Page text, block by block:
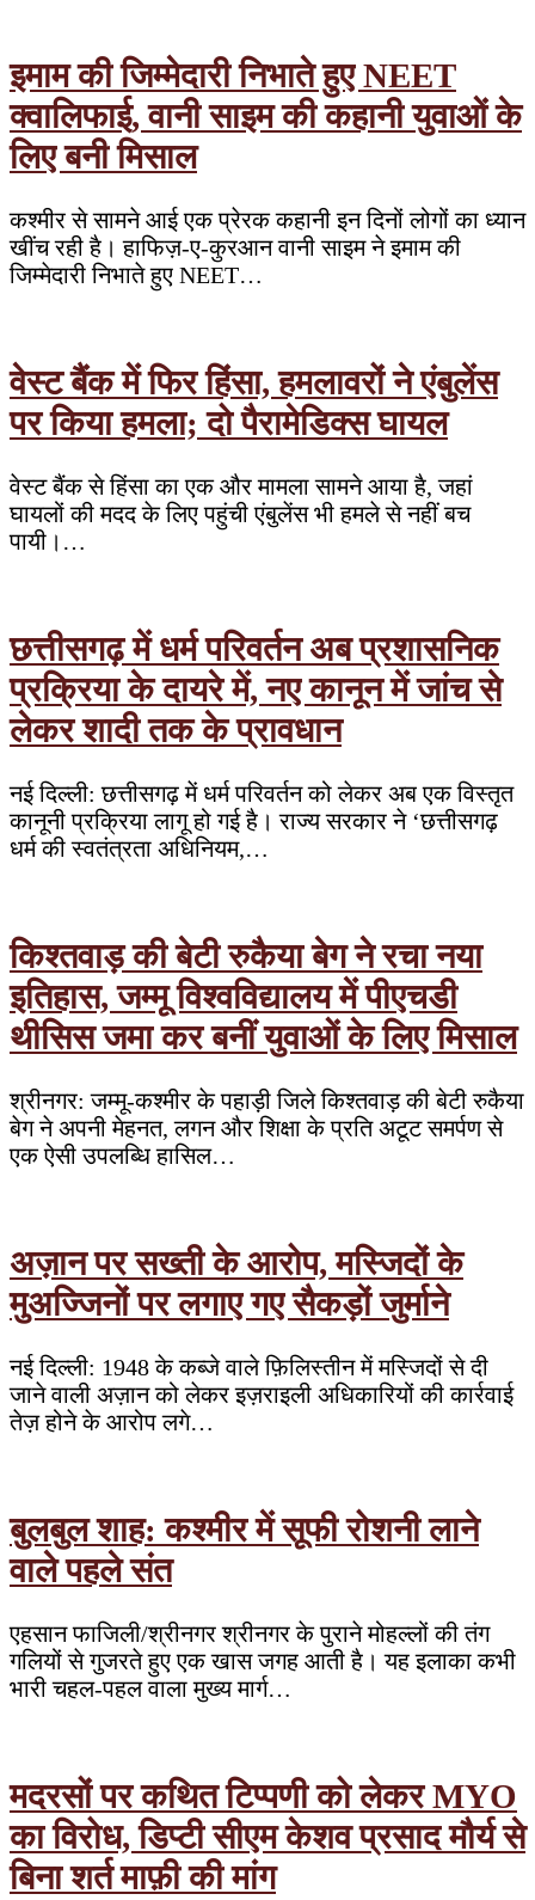
इमाम की जिम्मेदारी निभाते हुए NEET
क्वालिफाई, वानी साइम की कहानी युवाओं के
लिए बनी मिसाल
कश्मीर से सामने आई एक प्रेरक कहानी इन दिनों लोगों का ध्यान
खींच रही है। हाफिज़-ए-कुरआन वानी साइम ने इमाम की
जिम्मेदारी निभाते हुए NEET…
वेस्ट बैंक में फिर हिंसा, हमलावरों ने एंबुलेंस
पर किया हमला; दो पैरामेडिक्स घायल
वेस्ट बैंक से हिंसा का एक और मामला सामने आया है, जहां
घायलों की मदद के लिए पहुंची एंबुलेंस भी हमले से नहीं बच
पायी।…
छत्तीसगढ़ में धर्म परिवर्तन अब प्रशासनिक
प्रक्रिया के दायरे में, नए कानून में जांच से
लेकर शादी तक के प्रावधान
नई दिल्ली: छत्तीसगढ़ में धर्म परिवर्तन को लेकर अब एक विस्तृत
कानूनी प्रक्रिया लागू हो गई है। राज्य सरकार ने ‘छत्तीसगढ़
धर्म की स्वतंत्रता अधिनियम,…
किश्तवाड़ की बेटी रुकैया बेग ने रचा नया
इतिहास, जम्मू विश्वविद्यालय में पीएचडी
थीसिस जमा कर बनीं युवाओं के लिए मिसाल
श्रीनगर: जम्मू-कश्मीर के पहाड़ी जिले किश्तवाड़ की बेटी रुकैया
बेग ने अपनी मेहनत, लगन और शिक्षा के प्रति अटूट समर्पण से
एक ऐसी उपलब्धि हासिल…
अज़ान पर सख्ती के आरोप, मस्जिदों के
मुअज्जिनों पर लगाए गए सैकड़ों जुर्माने
नई दिल्ली: 1948 के कब्जे वाले फ़िलिस्तीन में मस्जिदों से दी
जाने वाली अज़ान को लेकर इज़राइली अधिकारियों की कार्रवाई
तेज़ होने के आरोप लगे…
बुलबुल शाह: कश्मीर में सूफी रोशनी लाने
वाले पहले संत
एहसान फाजिली/श्रीनगर श्रीनगर के पुराने मोहल्लों की तंग
गलियों से गुजरते हुए एक खास जगह आती है। यह इलाका कभी
भारी चहल-पहल वाला मुख्य मार्ग…
मदरसों पर कथित टिप्पणी को लेकर MYO
का विरोध, डिप्टी सीएम केशव प्रसाद मौर्य से
बिना शर्त माफ़ी की मांग